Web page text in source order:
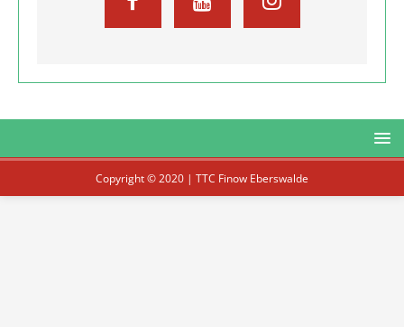
Copyright © 2020 | TTC Finow Eberswalde